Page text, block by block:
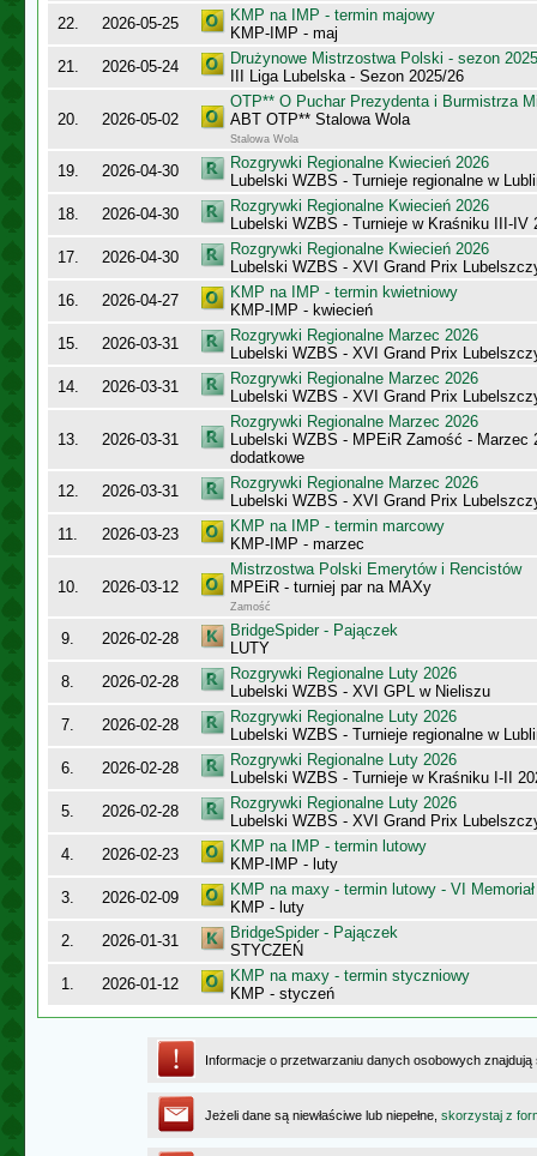
22.
2026-05-25
KMP na IMP - termin majowy
KMP-IMP - maj
21.
2026-05-24
Drużynowe Mistrzostwa Polski - sezon
III Liga Lubelska - Sezon 2025/26
20. 2026-05-02
OTP** O Puchar Prezydenta i Burmistrza
ABT OTP** Stalowa Wola
Stalowa Wola
19. 2026-04-30
Rozgrywki Regionalne Kwiecień 2026
Lubelski WZBS - Turnieje regionalne w
18.
2026-04-30
Rozgrywki Regionalne Kwiecień 2026
Lubelski WZBS - Turnieje w Kraśniku III-IV
17.
2026-04-30
Rozgrywki Regionalne Kwiecień 2026
Lubelski WZBS - XVI Grand Prix
16.
2026-04-27
KMP na IMP - termin kwietniowy
KMP-IMP - kwiecień
15.
2026-03-31
Rozgrywki Regionalne Marzec 2026
Lubelski WZBS - XVI Grand Prix
14.
2026-03-31
Rozgrywki Regionalne Marzec 2026
Lubelski WZBS - XVI Grand Prix
13. 2026-03-31
Rozgrywki Regionalne Marzec 2026
Lubelski WZBS - MPEiR Zamość - Marzec
dodatkowe
12.
2026-03-31
Rozgrywki Regionalne Marzec 2026
Lubelski WZBS - XVI Grand Prix
11.
2026-03-23
KMP na IMP - termin marcowy
KMP-IMP - marzec
10. 2026-03-12
Mistrzostwa Polski Emerytów i Rencistów
MPEiR - turniej par na MAXy
Zamość
9. 2026-02-28
BridgeSpider - Pajączek
LUTY
8.
2026-02-28
Rozgrywki Regionalne Luty 2026
Lubelski WZBS - XVI GPL w Nieliszu
7.
2026-02-28
Rozgrywki Regionalne Luty 2026
Lubelski WZBS - Turnieje regionalne w
6.
2026-02-28
Rozgrywki Regionalne Luty 2026
Lubelski WZBS - Turnieje w Kraśniku I-II
5.
2026-02-28
Rozgrywki Regionalne Luty 2026
Lubelski WZBS - XVI Grand Prix
4.
2026-02-23
KMP na IMP - termin lutowy
KMP-IMP - luty
3.
2026-02-09
KMP na maxy - termin lutowy - VI
KMP - luty
2.
2026-01-31
BridgeSpider - Pajączek
STYCZEŃ
1.
2026-01-12
KMP na maxy - termin styczniowy
KMP - styczeń
Informacje o przetwarzaniu danych osobowych
Jeżeli dane są niewłaściwe lub niepełne, skorzystaj z